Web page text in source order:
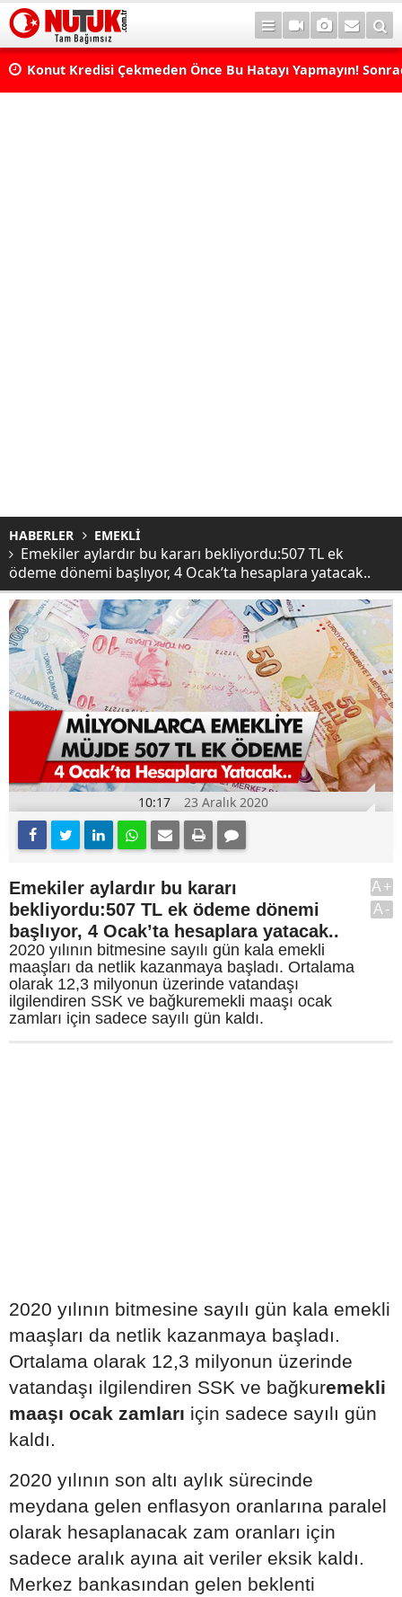
Konut Kredisi Çekmeden Önce Bu Hatayı Yapmayın!
HABERLER EMEKLİ
Emekiler aylardır bu kararı bekliyordu:507 TL ek
ödeme dönemi başlıyor, 4 Ocak’ta hesaplara yatacak..
10:17 23 Aralık 2020
Emekiler aylardır bu kararı
bekliyordu:507 TL ek ödeme dönemi
başlıyor, 4 Ocak’ta hesaplara yatacak..
2020 yılının bitmesine sayılı gün kala emekli
maaşları da netlik kazanmaya başladı. Ortalama
olarak 12,3 milyonun üzerinde vatandaşı
ilgilendiren SSK ve bağkuremekli maaşı ocak
zamları için sadece sayılı gün kaldı.
A+
A-
2020 yılının bitmesine sayılı gün kala emekli
maaşları da netlik kazanmaya başladı.
Ortalama olarak 12,3 milyonun üzerinde
vatandaşı ilgilendiren SSK ve bağkuremekli
maaşı ocak zamları için sadece sayılı gün
kaldı.
2020 yılının son altı aylık sürecinde
meydana gelen enflasyon oranlarına paralel
olarak hesaplanacak zam oranları için
sadece aralık ayına ait veriler eksik kaldı.
Merkez bankasından gelen beklenti